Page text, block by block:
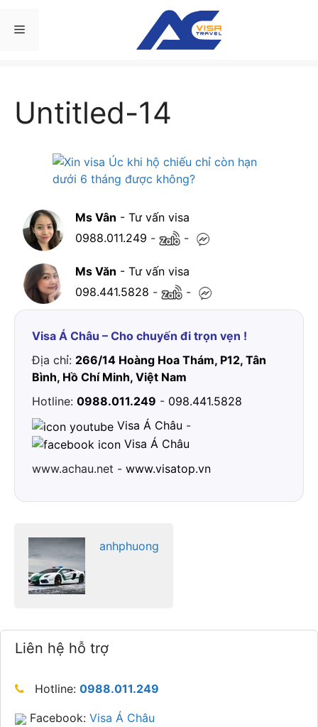
đến Menu
Untitled-14
Ms Vân - Tư vấn visa
0988.011.249 - -
Ms Văn - Tư vấn visa
098.441.5828 - -
Visa Á Châu – Cho chuyến đi trọn vẹn !
Địa chỉ: 266/14 Hoàng Hoa Thám, P12, Tân
Bình, Hồ Chí Minh, Việt Nam
Hotline: 0988.011.249 - 098.441.5828
Visa Á Châu -
Visa Á Châu
www.achau.net - www.visatop.vn
anhphuong
Liên hệ hỗ trợ
Hotline: 0988.011.249
Facebook: Visa Á Châu